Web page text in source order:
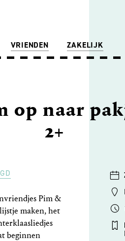
VRIENDEN ZAKELIJK
op naar
2+
Pim &
maken, het
beginnen